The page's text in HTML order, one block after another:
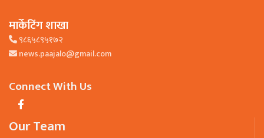
मार्केटिंग शाखा
९८६५८९५१७२
news.paajalo@gmail.com
Connect With Us
Our Team